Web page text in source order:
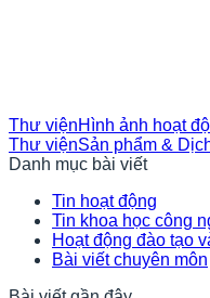
Thư việnHình ảnh hoạt
Thư việnSản phẩm &
Danh mục bài viết
Tin hoạt động
Tin khoa học công
Hoạt động đào tạo
Bài viết chuyên môn